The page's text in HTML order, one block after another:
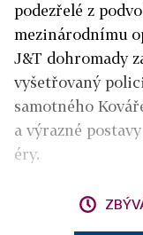
podezřelé z
mezinárodnímu
J&T dohromady
vyšetřovaný
samotného
a výrazné
éry.